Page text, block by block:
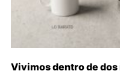
Vivimos dentro de